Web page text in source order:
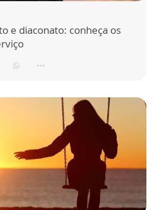
e diaconato: conheça os